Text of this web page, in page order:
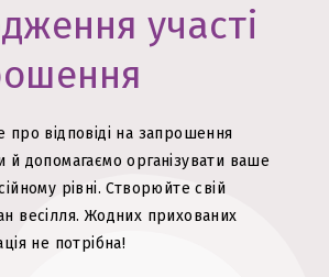
участі
відповіді на запрошення
й допомагаємо організувати ваше
рівні. Створюйте свій
весілля. Жодних прихованих
не потрібна!